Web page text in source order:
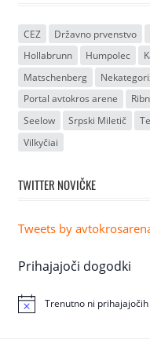
CEZ Državno prvenstvo
Hollabrunn
Humpolec
Matschenberg
Portal avtokros arene
Seelow
Srpski Miletič
Vilkyčiai
TWITTER NOVIČKE
Tweets by
Prihajajoči dogodki
Trenutno ni